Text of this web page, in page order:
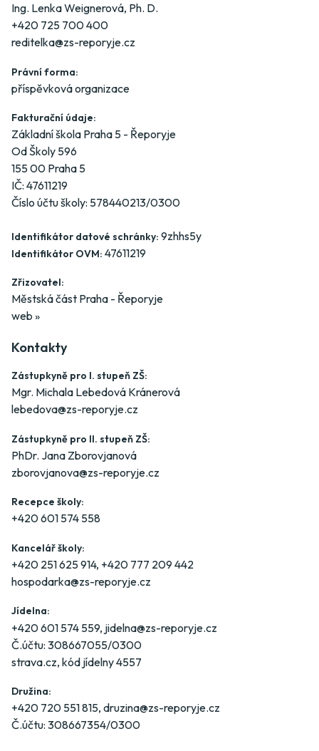
Ing. Lenka Weignerová, Ph. D.
+420 725 700 400
reditelka@zs-reporyje.cz
Právní forma:
příspěvková organizace
Fakturační údaje:
Základní škola Praha 5 - Řeporyje
Od Školy 596
155 00 Praha 5
IČ: 47611219
Číslo účtu školy: 578440213/0300
Identifikátor datové schránky: 9zhhs5y
Identifikátor OVM: 47611219
Zřizovatel:
Městská část Praha - Řeporyje
web »
Kontakty
Zástupkyně pro I. stupeň ZŠ:
Mgr. Michala Lebedová Kránerová
lebedova@zs-reporyje.cz
Zástupkyně pro II. stupeň ZŠ:
PhDr. Jana Zborovjanová
zborovjanova@zs-reporyje.cz
Recepce školy:
+420 601 574 558
Kancelář školy:
+420 251 625 914, +420 777 209 442
hospodarka@zs-reporyje.cz
Jídelna:
+420 601 574 559, jidelna@zs-reporyje.cz
Č.účtu: 308667055/0300
strava.cz, kód jídelny 4557
Družina:
+420 720 551 815, druzina@zs-reporyje.cz
Č.účtu: 308667354/0300